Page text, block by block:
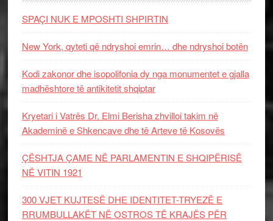
SPAÇI NUK E MPOSHTI SHPIRTIN
New York, qyteti që ndryshoi emrin… dhe ndryshoi botën
Kodi zakonor dhe isopolifonia dy nga monumentet e gjalla
madhështore të antikitetit shqiptar
Kryetari i Vatrës Dr. Elmi Berisha zhvilloi takim në
Akademinë e Shkencave dhe të Arteve të Kosovës
ÇËSHTJA ÇAME NË PARLAMENTIN E SHQIPËRISË
NË VITIN 1921
300 VJET KUJTESË DHE IDENTITET-TRYEZË E
RRUMBULLAKËT NË OSTROS TË KRAJËS PËR